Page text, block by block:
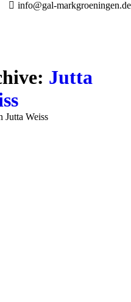
info@gal-markgroeningen.de
Jutta
hier:
Jutta Weiss